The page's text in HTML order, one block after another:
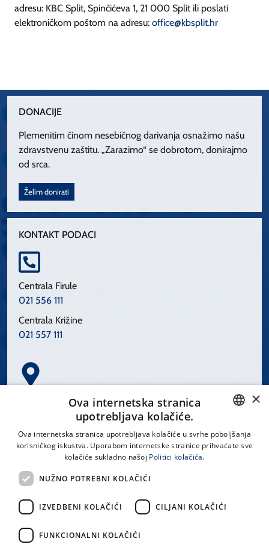
adresu: KBC Split, Spinčićeva 1, 21 000 Split ili poslati
elektroničkom poštom na adresu: office@kbsplit.hr
DONACIJE
Plemenitim činom nesebičnog darivanja osnažimo našu
zdravstvenu zaštitu. „Zarazimo“ se dobrotom, donirajmo
od srca.
Želim donirati
KONTAKT PODACI
Centrala Firule
021 556 111
Centrala Križine
021 557 111
Spinčićeva 1, 21000 Split
LINKOVI
Uvjeti korištenja
CROATIAN
×
Ova internetska stranica
upotrebljava kolačiće.
Ova internetska stranica upotrebljava kolačiće u svrhe poboljšanja
korisničkog iskustva. Uporabom internetske stranice prihvaćate sve
kolačiće sukladno našoj Politici kolačića.
NUŽNO POTREBNI KOLAČIĆI
IZVEDBENI KOLAČIĆI CILJANI KOLAČIĆI
FUNKCIONALNI KOLAČIĆI